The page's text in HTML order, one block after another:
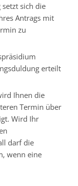
sich die
Antrags mit
zu
erteilt
Ihnen die
Termin über
Wird Ihr
darf die
wenn eine